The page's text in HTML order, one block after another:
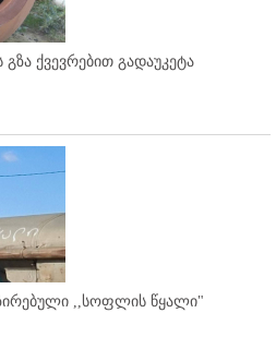
ქვევრებით გადაუკეტა
,,სოფლის წყალი"